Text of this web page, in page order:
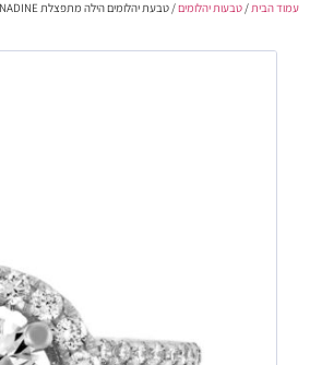
עמוד הבית/טבעות יהלומים/ טבעת יהלומים הילה מתפצלת NADINE